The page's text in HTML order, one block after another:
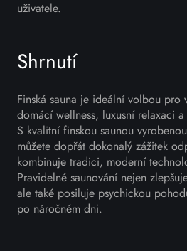
uživatele.
Shrnutí
Finská sauna je ideální volbou pro
domácí wellness, luxusní relaxaci
S kvalitní finskou saunou
můžete dopřát dokonalý zážitek
kombinuje tradici, moderní
Pravidelné saunování nejen
ale také posiluje psychickou
po náročném dni.